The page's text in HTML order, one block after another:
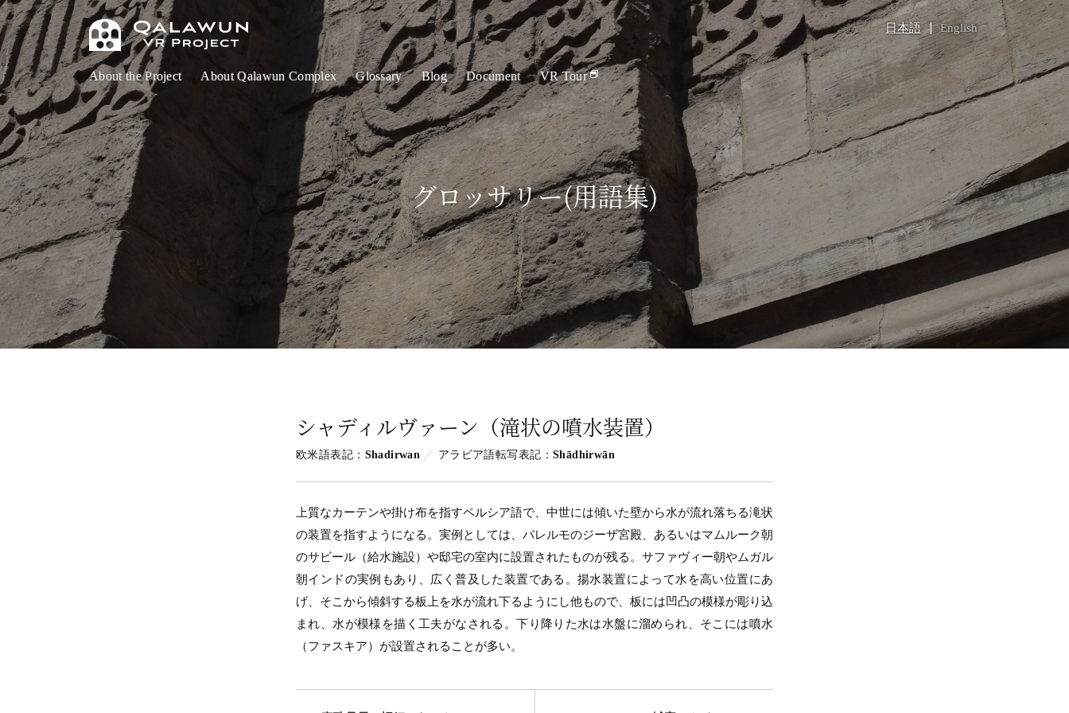
日本語 English
About the Project About Qalawun Complex Glossary Blog Document VR Tour
グロッサリー(用語集)
シャディルヴァーン（滝状の噴水装置）
欧米語表記： Shadirwan アラビア語転写表記： Shādhirwān
上質なカーテンや掛け布を指すペルシア語で、中世には傾いた壁から水が流れ落ちる滝状
の装置を指すようになる。実例としては、パレルモのジーザ宮殿、あるいはマムルーク朝
のサビール（給水施設）や邸宅の室内に設置されたものが残る。サファヴィー朝やムガル
朝インドの実例もあり、広く普及した装置である。揚水装置によって水を高い位置にあ
げ、そこから傾斜する板上を水が流れ下るようにし他もので、板には凹凸の模様が彫り込
まれ、水が模様を描く工夫がなされる。下り降りた水は水盤に溜められ、そこには噴水
（ファスキア）が設置されることが多い。